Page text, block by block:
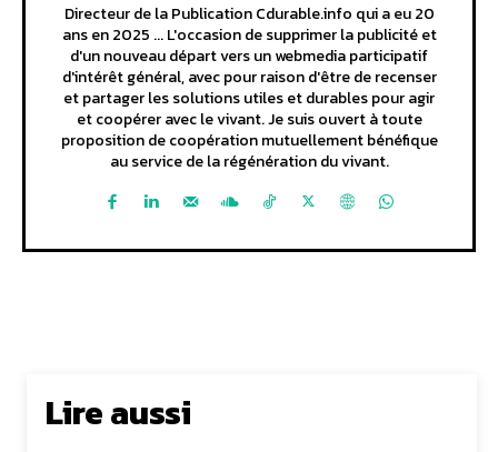
Directeur de la Publication Cdurable.info qui a eu 20
ans en 2025 ... L'occasion de supprimer la publicité et
d'un nouveau départ vers un webmedia participatif
d'intérêt général, avec pour raison d'être de recenser
et partager les solutions utiles et durables pour agir
et coopérer avec le vivant. Je suis ouvert à toute
proposition de coopération mutuellement bénéfique
au service de la régénération du vivant.
Lire aussi